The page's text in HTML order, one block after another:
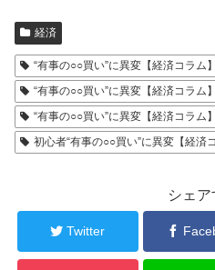
経済
“有事の○○買い”に異変【経済コラム】
“有事の○○買い”に異変【経済コラム
“有事の○○買い”に異変【経済コラム
初心者“有事の○○買い”に異変【経済
シェア
Twitter